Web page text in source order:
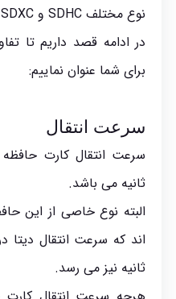
نوع مختلف SDHC و SDXC به بازار عرضه شده است.
برای شما عنوان نماییم:
سرعت انتقال
ثانیه می باشد.
البته نوع خاصی از این
ثانیه نیز می رسد.